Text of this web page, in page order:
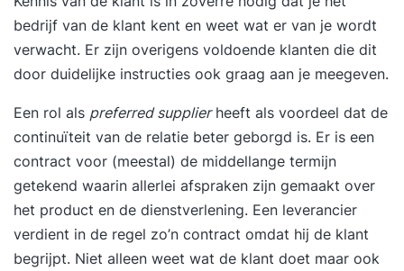
bedrijf van de klant kent en weet wat er van je wordt
verwacht. Er zijn overigens voldoende klanten die dit
door duidelijke instructies ook graag aan je meegeven.
Een rol als preferred supplierheeft als voordeel dat de
continuïteit van de relatie beter geborgd is. Er is een
contract voor (meestal) de middellange termijn
getekend waarin allerlei afspraken zijn gemaakt over
het product en de dienstverlening. Een leverancier
verdient in de regel zo’n contract omdat hij de klant
begrijpt. Niet alleen weet wat de klant doet maar ook